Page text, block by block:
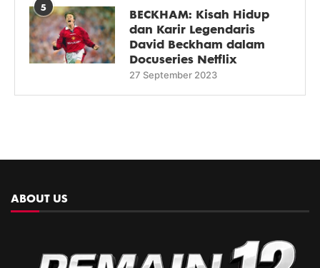
5
BECKHAM: Kisah Hidup
dan Karir Legendaris
David Beckham dalam
Docuseries Netflix
27 September 2023
ABOUT US